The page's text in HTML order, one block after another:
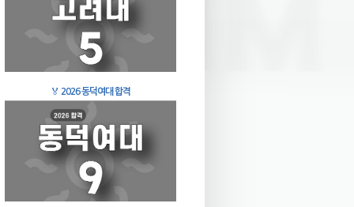
🏅 2026 동덕여대 합격